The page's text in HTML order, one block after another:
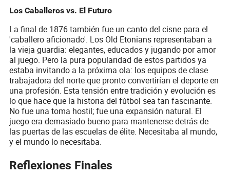
Los Caballeros vs. El Futuro
La final de 1876 también fue un canto del cisne para el
'caballero aficionado'. Los Old Etonians representaban a
la vieja guardia: elegantes, educados y jugando por amor
al juego. Pero la pura popularidad de estos partidos ya
estaba invitando a la próxima ola: los equipos de clase
trabajadora del norte que pronto convertirían el deporte en
una profesión. Esta tensión entre tradición y evolución es
lo que hace que la historia del fútbol sea tan fascinante.
No fue una toma hostil; fue una expansión natural. El
juego era demasiado bueno para mantenerse detrás de
las puertas de las escuelas de élite. Necesitaba al mundo,
y el mundo lo necesitaba.
Reflexiones Finales